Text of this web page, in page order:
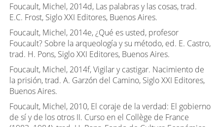
Foucault, Michel, 2014d, Las palabras y las cosas, trad.
E.C. Frost, Siglo XXI Editores, Buenos Aires.
Foucault, Michel, 2014e, ¿Qué es usted, profesor
Foucault? Sobre la arqueología y su método, ed. E. Castro,
trad. H. Pons, Siglo XXI Editores, Buenos Aires.
Foucault, Michel, 2014f, Vigilar y castigar. Nacimiento de
la prisión, trad. A. Garzón del Camino, Siglo XXI Editores,
Buenos Aires.
Foucault, Michel, 2010, El coraje de la verdad: El gobierno
de sí y de los otros II. Curso en el Collège de France